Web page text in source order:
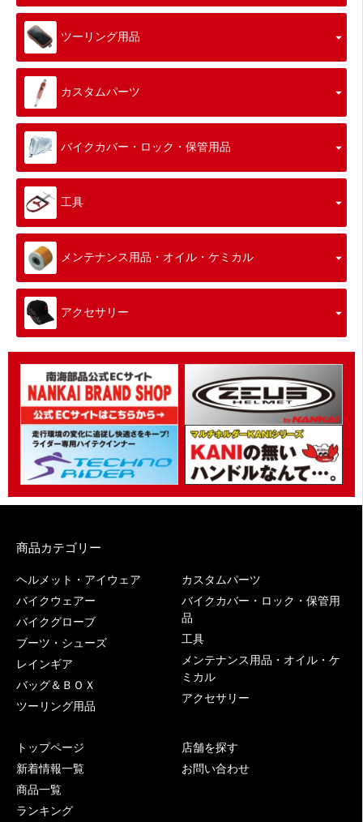
ツーリング用品
カスタムパーツ
バイクカバー・ロック・保管用品
工具
メンテナンス用品・オイル・ケミカル
アクセサリー
商品カテゴリー
ヘルメット・アイウェア
バイクウェアー
バイクグローブ
ブーツ・シューズ
レインギア
バッグ＆ＢＯＸ
ツーリング用品
カスタムパーツ
バイクカバー・ロック・保管用
品
工具
メンテナンス用品・オイル・ケ
ミカル
アクセサリー
トップページ
新着情報一覧
商品一覧
ランキング
店舗を探す
お問い合わせ